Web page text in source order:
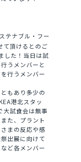
テナブル・フー
て頂けるとのご
した！当日は試
うメンバーと
行うメンバー
もあり多少の
港北スタッ
大試食会は無事
た、プラント
まの反応や感
出展に向けて
ど各メンバー